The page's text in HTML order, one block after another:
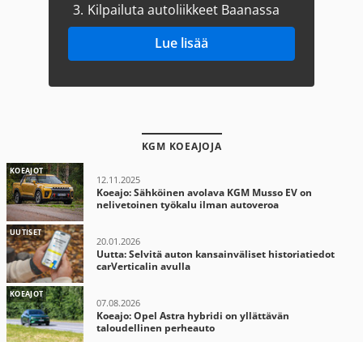
3. Kilpailuta autoliikkeet Baanassa
Lue lisää
KGM KOEAJOJA
KOEAJOT
12.11.2025
Koeajo: Sähköinen avolava KGM Musso EV on
nelivetoinen työkalu ilman autoveroa
UUTISET
20.01.2026
Uutta: Selvitä auton kansainväliset historiatiedot
carVerticalin avulla
KOEAJOT
07.08.2026
Koeajo: Opel Astra hybridi on yllättävän
taloudellinen perheauto